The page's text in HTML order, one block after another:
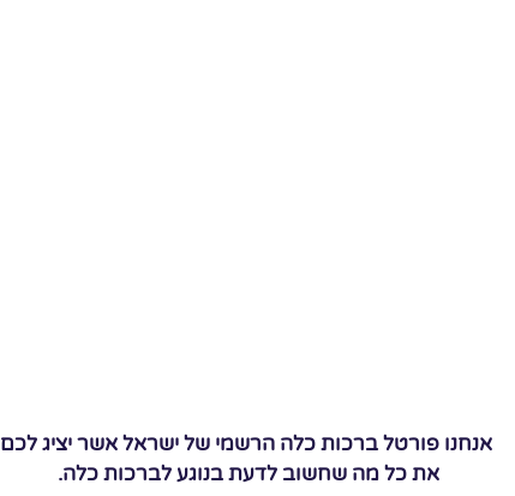
אנחנו פורטל ברכות כלה הרשמי של ישראל אשר יציג לכם
את כל מה שחשוב לדעת בנוגע לברכות כלה.